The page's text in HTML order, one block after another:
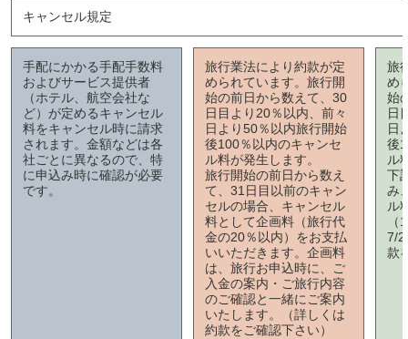
キャンセル規定
手配にかかる手配手数料
およびサービス提供者
（ホテル、航空会社な
ど）が定めるキャンセル
料をキャンセル時に請求
されます。金額などは各
社ごとに異なるので、特
に申込み時に確認が必要
です。
旅行業法により約款が定
められています。旅行開
始の前日から数えて、30
日目より20％以内、前々
日より50％以内旅行開始
後100％以内のキャンセ
ル料が発生します。
旅行開始の前日から数え
て、31日目以前のキャン
セルの場合、キャンセル
料として企画料（旅行代
金の20％以内）をお支払
いいただきます。企画料
は、旅行お申込時に、ご
入金の案内・ご旅行内容
のご確認と一緒にご案内
いたします。（詳しくは
約款をご確認下さい）
旅
め
始
日
日
後
ル
下
み
ル
7/
款